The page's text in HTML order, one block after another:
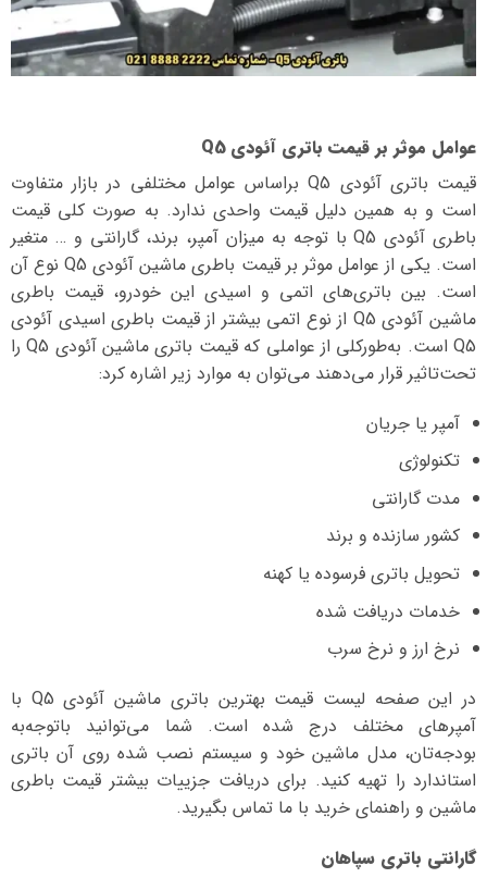
عوامل موثر بر قیمت باتری آئودی Q5
قیمت باتری آئودی Q5 بر‌اساس عوامل مختلفی در بازار متفاوت
است و به همین دلیل قیمت واحدی ندارد. به صورت کلی قیمت
باطری آئودی Q5 با توجه به میزان آمپر، برند، گارانتی و … متغیر
است. یکی از عوامل موثر بر قیمت باطری ماشین آئودی Q5 نوع آن
است. بین باتری‌های اتمی و اسیدی این خودرو، قیمت باطری
ماشین آئودی Q5 از نوع اتمی بیشتر از قیمت باطری اسیدی آئودی
Q5 است. به‌طورکلی از عواملی که قیمت باتری ماشین آئودی Q5 را
تحت‌تاثیر قرار می‌دهند می‌توان به موارد زیر اشاره کرد:
آمپر یا جریان
تکنولوژی
مدت گارانتی
کشور سازنده و برند
تحویل باتری فرسوده یا کهنه
خدمات دریافت شده
نرخ ارز و نرخ سرب
در این صفحه لیست قیمت بهترین باتری ماشین آئودی Q5 با
آمپرهای مختلف درج شده است. شما می‌توانید با‌توجه‌به
بودجه‌تان، مدل ماشین خود و سیستم نصب شده روی آن باتری
استاندارد را تهیه کنید. برای دریافت جزییات بیشتر قیمت باطری
ماشین و راهنمای خرید با ما تماس بگیرید.
گارانتی باتری سپاهان